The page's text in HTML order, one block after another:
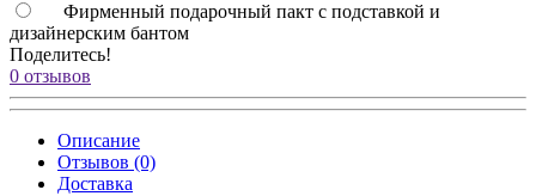
Фирменный подарочный пакт с подставкой и
дизайнерским бантом
Поделитесь!
0 отзывов
Описание
Отзывов (0)
Доставка